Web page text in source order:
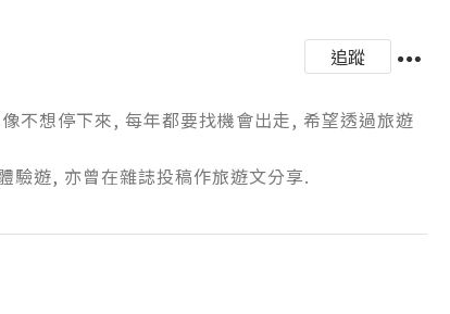
追蹤
不想停下來, 每年都要找機會出走, 希望透過旅遊
驗遊, 亦曾在雜誌投稿作旅遊文分享.